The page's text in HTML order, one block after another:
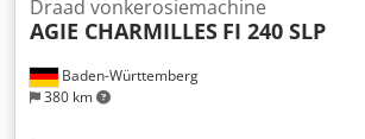
Baden-Württemberg
380 km
Draad vonkerosiemachine
AGIE CHARMILLES FI 240 SLP